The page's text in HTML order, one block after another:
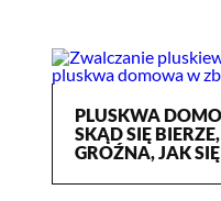
PLUSKWA
SKĄD SIĘ
GROŹNA, JAK